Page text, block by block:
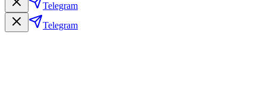
Telegram
Telegram